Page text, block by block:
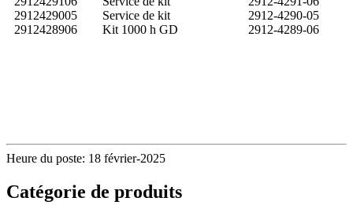
2912429005
Service de kit
2912-4290-05
2912428906
Kit 1000 h GD 2912-4289-06
Heure du poste: 18 février-2025
Catégorie de produits